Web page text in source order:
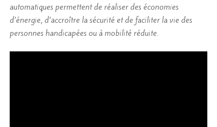
automatiques permettent de réaliser des économies
d’énergie, d’accroître la sécurité et de faciliter la vie des
personnes handicapées ou à mobilité réduite.